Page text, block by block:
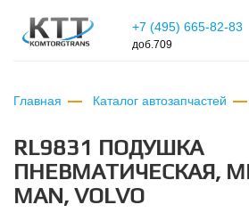
+7 (495) 665-82-83
доб.709
Главная Каталог автозапчастей
RL9831 ПОДУШКА
ПНЕВМАТИЧЕСКАЯ,
MAN, VOLVO